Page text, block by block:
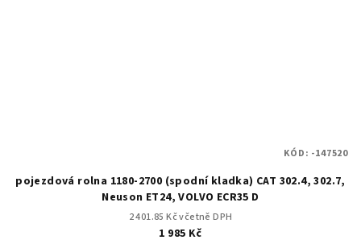
pojezdová rolna 1180-2700 (spodní kladka) CAT 302.4, 302.7,
Neuson ET24, VOLVO ECR35 D
2 401.85 Kč včetně DPH
1 985 Kč
KÓD: -147520